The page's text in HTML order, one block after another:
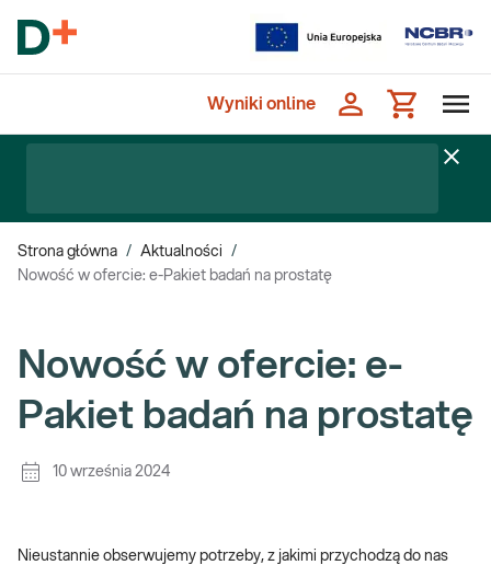
Wyniki online
Strona główna / Aktualności
/
Nowość w ofercie: e-Pakiet badań na prostatę
Nowość w ofercie: e-
Pakiet badań na prostatę
10 września 2024
Nieustannie obserwujemy potrzeby, z jakimi przychodzą do nas